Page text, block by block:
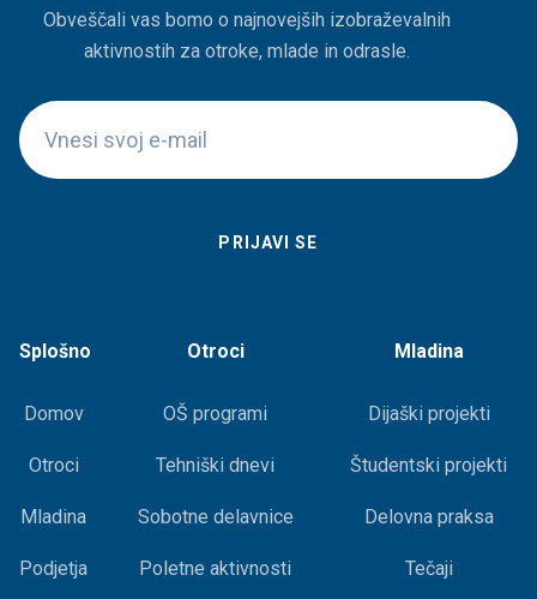
Obveščali vas bomo o najnovejših izobraževalnih
aktivnostih za otroke, mlade in odrasle.
Splošno
Domov
Otroci
Mladina
Podjetja
Otroci
OŠ programi
Tehniški dnevi
Sobotne delavnice
Poletne aktivnosti
Mladina
Dijaški projekti
Študentski projekti
Delovna praksa
Tečaji